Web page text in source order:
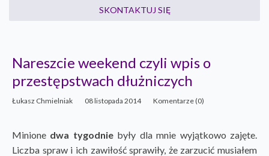
SKONTAKTUJ SIĘ
Nareszcie weekend czyli wpis o
przestępstwach dłużniczych
Łukasz Chmielniak 08 listopada 2014 Komentarze (0)
Minione dwa tygodniebyły dla mnie wyjątkowo zajęte.
Liczba spraw i ich zawiłość sprawiły, że zarzucić musiałem